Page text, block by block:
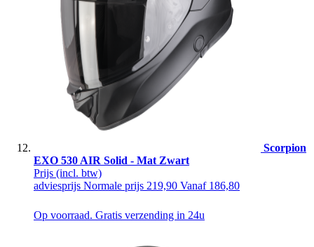
Scorpion
EXO 530 AIR Solid - Mat Zwart
Prijs (incl. btw)
adviesprijs Normale prijs 219,90 Vanaf 186,80
Op voorraad. Gratis verzending in 24u